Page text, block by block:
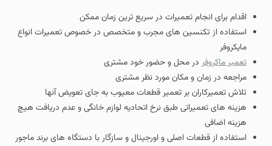
اقدام برای انجام تعمیرات در سریع ترین زمان ممکن
استفاده از تکنسین های مجرب و متخصص در خصوص تعمیرات انواع
مایکروفر
تعمیر ماکروفر در محل و حضور خود مشتری
مراجعه در زمان و مکان مورد نظر مشتری
تلاش تعمیرکاران بر تعمیر قطعات معیوب به جای تعویض آنها
هزینه های تعمیراتی طبق نرخ اتحادیه لوازم خانگی و عدم دریافت هیچ
هزینه اضافی
استفاده از قطعات اصلی و اورجینال و سازگار با دستگاه های برند ماجور